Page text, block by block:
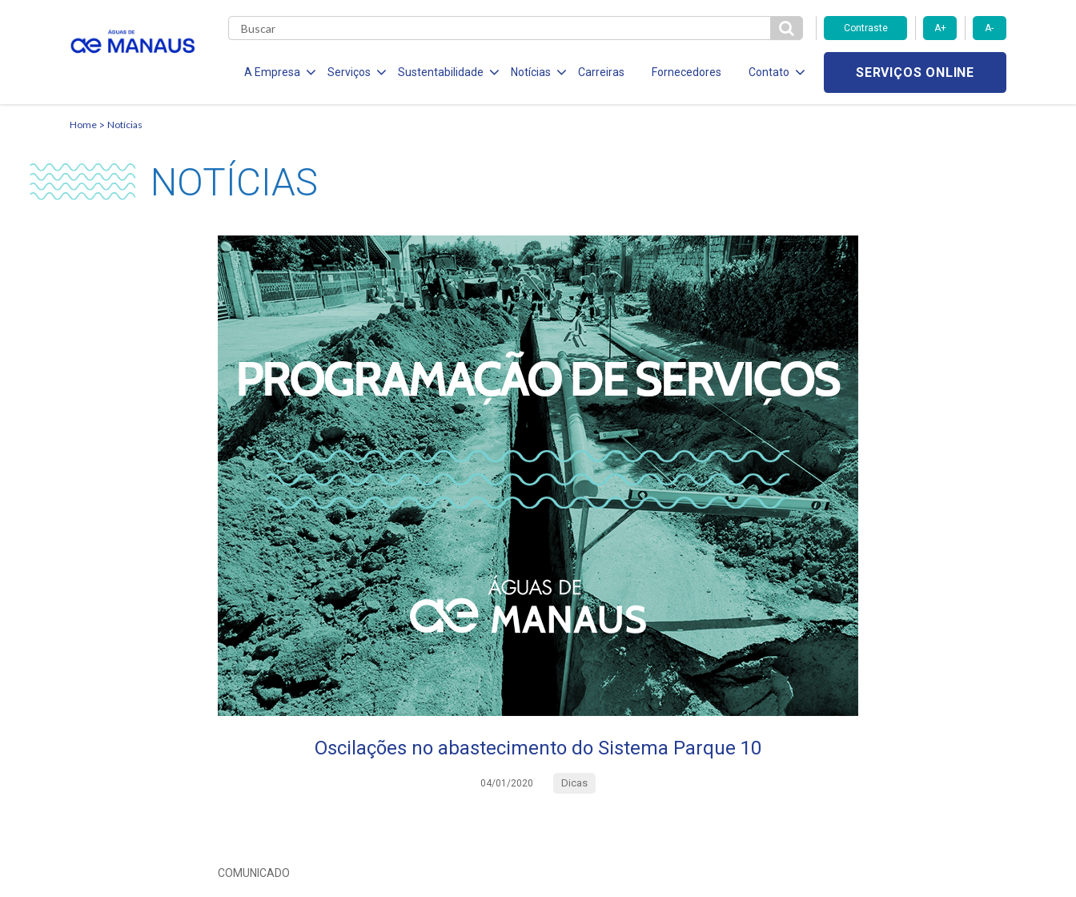
Contraste A+ A-
A Empresa Serviços Sustentabilidade Notícias Carreiras Fornecedores Contato SERVIÇOS ONLINE
Home Notícias
NOTÍCIAS
Oscilações no abastecimento do Sistema Parque 10
04/01/2020 Dicas
COMUNICADO